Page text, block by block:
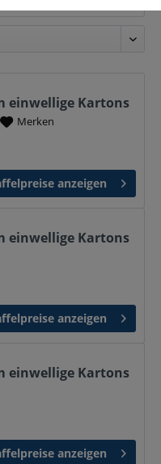
einwellige Kartons
Merken
anzeigen
einwellige Kartons
anzeigen
einwellige Kartons
anzeigen